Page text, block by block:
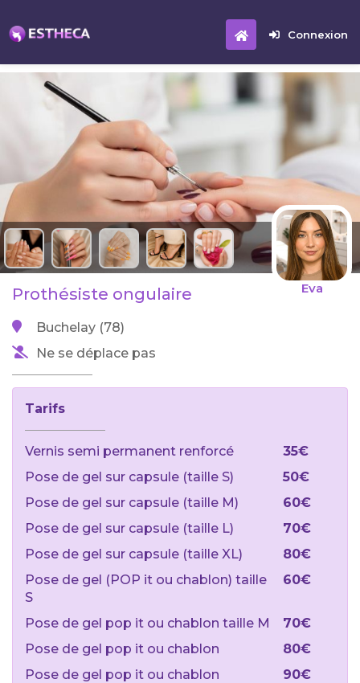
Connexion
Eva
Prothésiste ongulaire
Buchelay (78)
Ne se déplace pas
Tarifs
Vernis semi permanent renforcé
35€
Pose de gel sur capsule (taille S)
50€
Pose de gel sur capsule (taille M)
60€
Pose de gel sur capsule (taille L)
70€
Pose de gel sur capsule (taille XL)
80€
Pose de gel (POP it ou chablon) taille
S
60€
Pose de gel pop it ou chablon taille M
70€
Pose de gel pop it ou chablon
80€
Pose de gel pop it ou chablon
90€